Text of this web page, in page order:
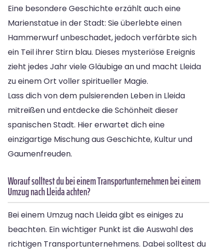
Eine besondere Geschichte erzählt auch eine
Marienstatue in der Stadt: Sie überlebte einen
Hammerwurf unbeschadet, jedoch verfärbte sich
ein Teil ihrer Stirn blau. Dieses mysteriöse Ereignis
zieht jedes Jahr viele Gläubige an und macht Lleida
zu einem Ort voller spiritueller Magie.
Lass dich von dem pulsierenden Leben in Lleida
mitreißen und entdecke die Schönheit dieser
spanischen Stadt. Hier erwartet dich eine
einzigartige Mischung aus Geschichte, Kultur und
Gaumenfreuden.
Worauf solltest du bei einem Transportunternehmen bei einem
Umzug nach Lleida achten?
Bei einem Umzug nach Lleida gibt es einiges zu
beachten. Ein wichtiger Punkt ist die Auswahl des
richtigen Transportunternehmens. Dabei solltest du